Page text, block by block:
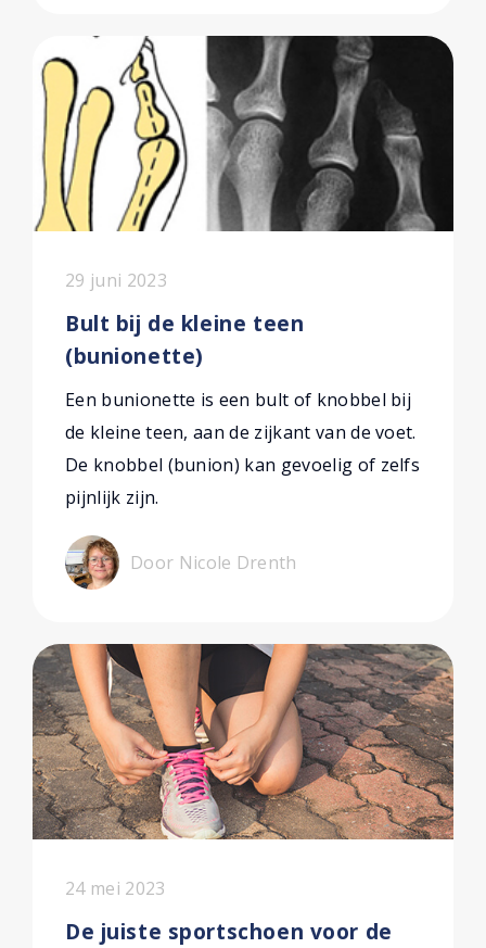
29 juni 2023
Bult bij de kleine teen
(bunionette)
Een bunionette is een bult of knobbel bij
de kleine teen, aan de zijkant van de voet.
De knobbel (bunion) kan gevoelig of zelfs
pijnlijk zijn.
Door Nicole Drenth
24 mei 2023
De juiste sportschoen voor de